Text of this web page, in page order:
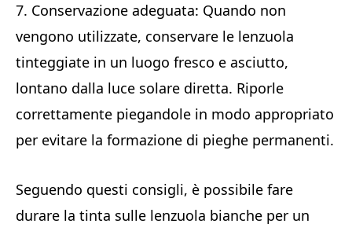
7. Conservazione adeguata: Quando non
vengono utilizzate, conservare le lenzuola
tinteggiate in un luogo fresco e asciutto,
lontano dalla luce solare diretta. Riporle
correttamente piegandole in modo appropriato
per evitare la formazione di pieghe permanenti.
Seguendo questi consigli, è possibile fare
durare la tinta sulle lenzuola bianche per un